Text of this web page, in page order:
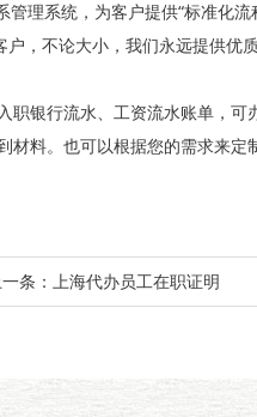
理系统，为客户提供“标准化
，不论大小，我们永远提供优质
银行流水、工资流水账单，
料。也可以根据您的需求来
条： 上海代办员工在职证明